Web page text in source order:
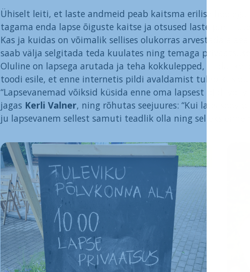
Ühiselt leiti, et laste andmeid peab kaitsma erilise hoolega
tagama enda lapse õiguste kaitse ja otsused laste
Kas ja kuidas on võimalik sellises olukorras arvestada
saab välja selgitada teda kuulates ning temaga
Oluline on lapsega arutada ja teha kokkulepped, mida,
toodi esile, et enne internetis pildi avaldamist tuleb
“Lapsevanemad võiksid küsida enne oma lapsest pildi või
jagas Kerli Valner, ning rõhutas seejuures: “Kui laps
ju lapsevanem sellest samuti teadlik olla ning selleks enne